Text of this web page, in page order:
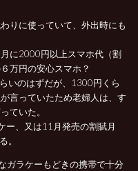
りに使っていて、外出時にも
に2000円以上スマホ代（割
万円の安心スマホ？
いのはずだが、1300円くら
言っていたため老婦人は、す
ていた。
ー、又は11月発売の割賦月
。
ガラケーもどきの携帯で十分